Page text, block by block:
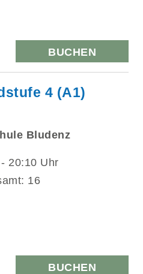
BUCHEN
4 (A1)
Bludenz
20:10 Uhr
16
BUCHEN